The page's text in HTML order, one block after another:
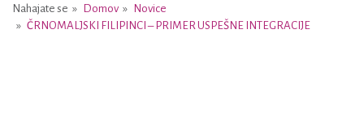
Nahajate se Domov
Novice
ČRNOMALJSKI FILIPINCI – PRIMER USPEŠNE INTEGRACIJE